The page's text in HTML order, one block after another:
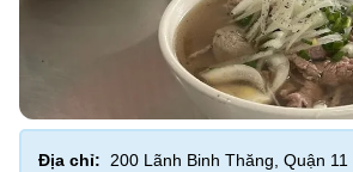
Địa chỉ: 200 Lãnh Binh Thăng, Quận 11